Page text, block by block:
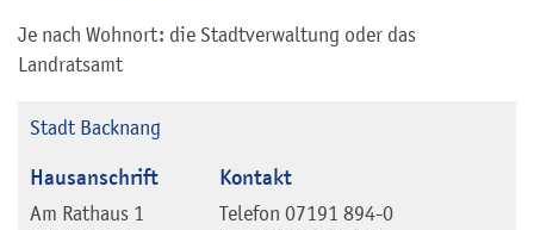
Je nach Wohnort: die Stadtverwaltung oder das
Landratsamt
Stadt Backnang
Hausanschrift
Am Rathaus 1
Kontakt
Telefon 07191 894-0